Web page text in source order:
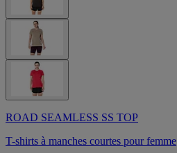
ROAD SEAMLESS SS TOP
T-shirts à manches courtes pour femme